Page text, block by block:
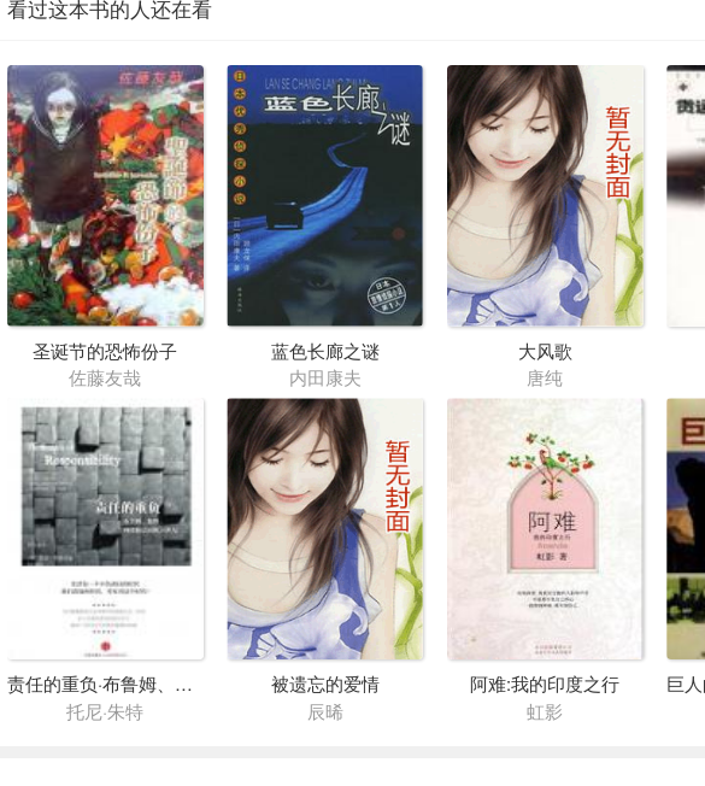
看过这本书的人还在看
圣诞节的恐怖份子
佐藤友哉
蓝色长廊之谜
内田康夫
大风歌
唐纯
责任的重负·布鲁姆、加缪、阿隆和法国的20世纪
托尼·朱特
被遗忘的爱情
辰晞
阿难:我的印度之行
虹影